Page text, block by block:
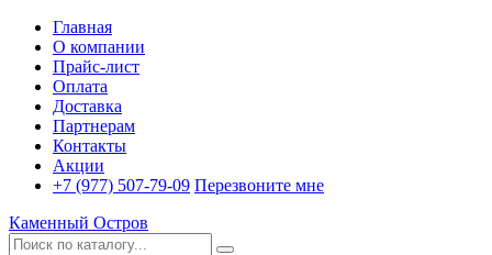
Главная
О компании
Прайс-лист
Оплата
Доставка
Партнерам
Контакты
Акции
+7 (977) 507-79-09 Перезвоните мне
Каменный Остров